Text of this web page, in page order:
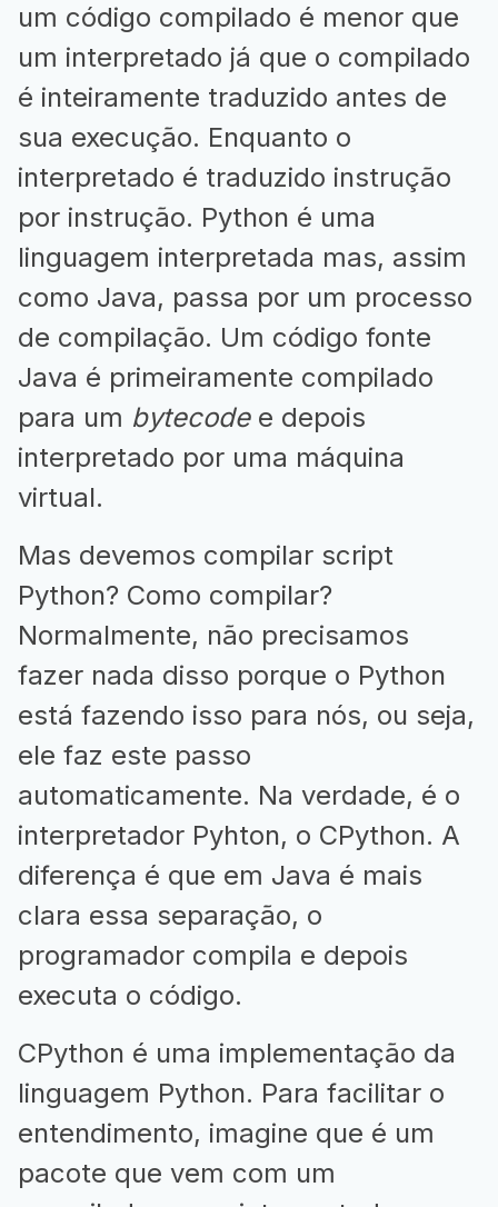
um código compilado é menor que
um interpretado já que o compilado
é inteiramente traduzido antes de
sua execução. Enquanto o
interpretado é traduzido instrução
por instrução. Python é uma
linguagem interpretada mas, assim
como Java, passa por um processo
de compilação. Um código fonte
Java é primeiramente compilado
para um bytecodee depois
interpretado por uma máquina
virtual.
Mas devemos compilar script
Python? Como compilar?
Normalmente, não precisamos
fazer nada disso porque o Python
está fazendo isso para nós, ou seja,
ele faz este passo
automaticamente. Na verdade, é o
interpretador Pyhton, o CPython. A
diferença é que em Java é mais
clara essa separação, o
programador compila e depois
executa o código.
CPython é uma implementação da
linguagem Python. Para facilitar o
entendimento, imagine que é um
pacote que vem com um